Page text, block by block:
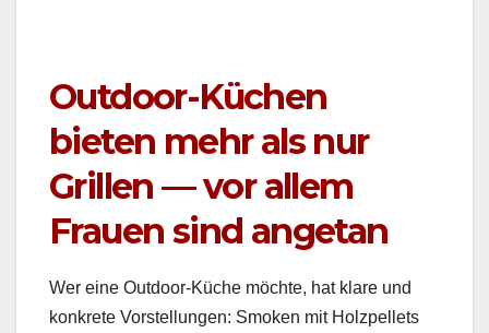
Outdoor-Küchen
bieten mehr als nur
Grillen — vor allem
Frauen sind angetan
Wer eine Out­door-Küche möchte, hat klare und
konkrete Vorstel­lun­gen: Smo­ken mit Holzpel­lets